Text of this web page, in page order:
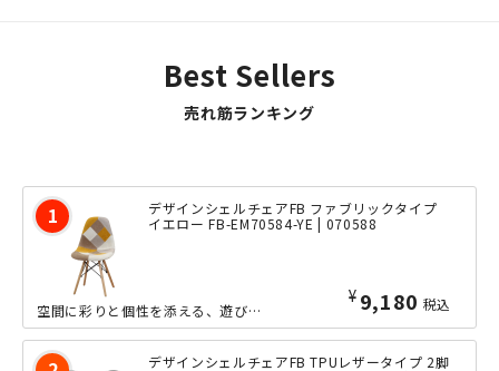
Best Sellers
売れ筋ランキング
デザインシェルチェアFB ファブリックタイプ
イエロー FB-EM70584-YE | 070588
¥ 9,180 税込
空間に彩りと個性を添える、遊び心あるデザインシェルチェアのファブリックタイプです...
デザインシェルチェアFB TPUレザータイプ 2脚